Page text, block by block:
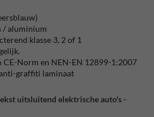
/ aluminium
klasse 3, 2 of 1
Norm en NEN-EN 12899-1:2007
graffiti laminaat
uitsluitend elektrische auto's -